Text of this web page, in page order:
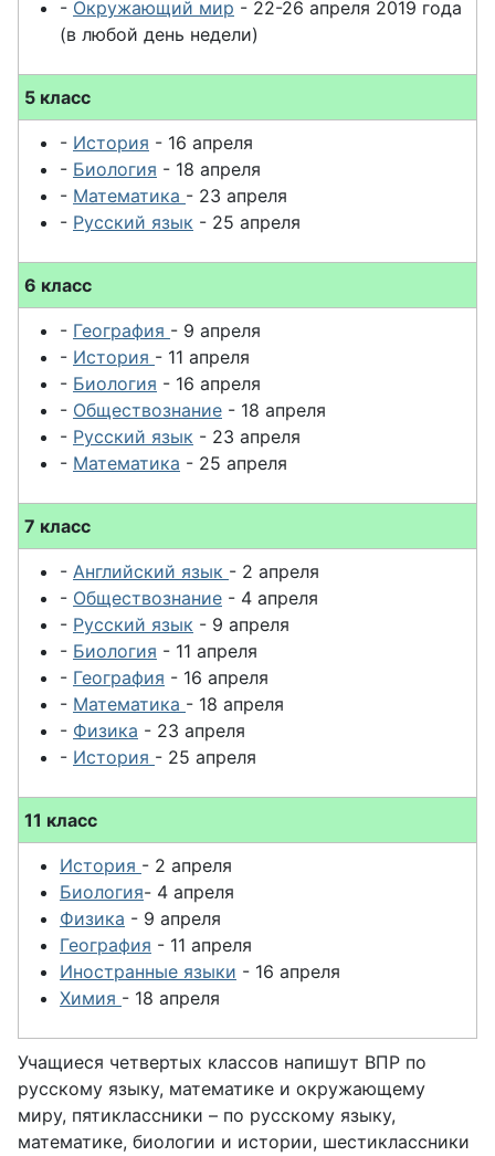
- Окружающий мир - 22-26 апреля 2019 года
(в любой день недели)
5 класс
- История - 16 апреля
- Биология - 18 апреля
- Математика - 23 апреля
- Русский язык - 25 апреля
6 класс
- География - 9 апреля
- История - 11 апреля
- Биология - 16 апреля
- Обществознание - 18 апреля
- Русский язык - 23 апреля
- Математика - 25 апреля
7 класс
- Английский язык - 2 апреля
- Обществознание - 4 апреля
- Русский язык - 9 апреля
- Биология - 11 апреля
- География - 16 апреля
- Математика - 18 апреля
- Физика - 23 апреля
- История - 25 апреля
11 класс
История - 2 апреля
Биология- 4 апреля
Физика - 9 апреля
География - 11 апреля
Иностранные языки - 16 апреля
Химия - 18 апреля
Учащиеся четвертых классов напишут ВПР по
русскому языку, математике и окружающему
миру, пятиклассники – по русскому языку,
математике, биологии и истории, шестиклассники